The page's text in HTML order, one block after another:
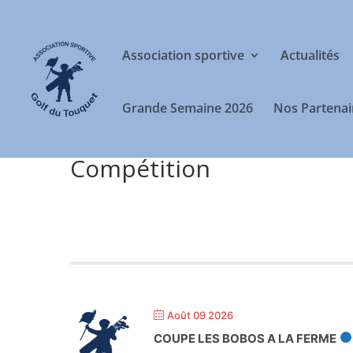
Association sportive Actualités
Grande Semaine 2026 Nos
Compétition
Août 09 2026
COUPE LES BOBOS A LA FERME